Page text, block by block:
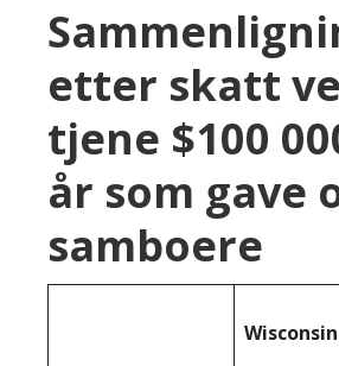
etter skatt
tjene $100
år som gave
samboere
Wisconsin